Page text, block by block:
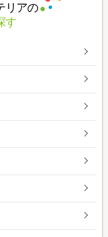
リアの
す